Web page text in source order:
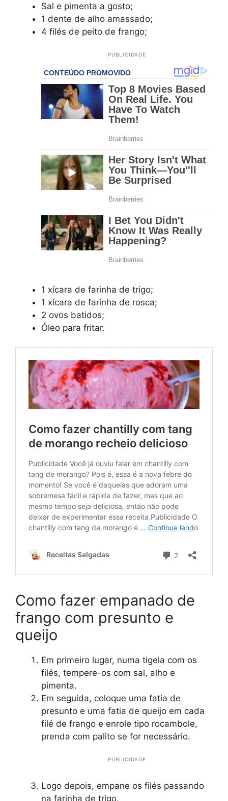
Sal e pimenta a gosto;
1 dente de alho amassado;
4 filés de peito de frango;
PUBLICIDADE
1 xícara de farinha de trigo;
1 xícara de farinha de rosca;
2 ovos batidos;
Óleo para fritar.
Como fazer empanado de
frango com presunto e
queijo
Em primeiro lugar, numa tigela com os
filés, tempere-os com sal, alho e
pimenta.
Em seguida, coloque uma fatia de
presunto e uma fatia de queijo em cada
filé de frango e enrole tipo rocambole,
prenda com palito se for necessário.
PUBLICIDADE
Logo depois, empane os filés passando
na farinha de trigo.